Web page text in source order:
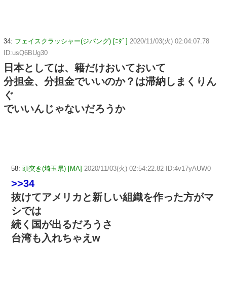
34: フェイスクラッシャー(ジパング) [ﾆﾀﾞ] 2020/11/03(火) 02:04:07.78
ID:usQ6BUg30
日本としては、籍だけおいておいて
分担金、分担金でいいのか？は滞納しまくりん
ぐ
でいいんじゃないだろうか
58: 頭突き(埼玉県) [MA] 2020/11/03(火) 02:54:22.82 ID:4v17yAUW0
>>34
抜けてアメリカと新しい組織を作った方がマ
シでは
続く国が出るだろうさ
台湾も入れちゃえw